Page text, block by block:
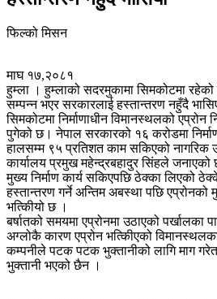
फिल्को मिसन
माघ १७,२०८१
हुम्ला । हुम्लाको सदरमुकामा सिमकोटमा रहेको
सम्पन्न भएर सरकारलाई हस्तान्तरण नहुँदै
सिमकोटमा निर्माणाधीन विमानस्थलको एप्रोन
पुगेको छ। नेपाल सरकारको १६ करोडमा
हालसम्म ९५ प्रतिशत काम सकिएको नागरिक
कार्यालय प्रमुख महेन्द्रबहादुर सिंहले
मुख्य निर्माण कार्य सकिएपछि ठेक्का लिएको
हस्तान्तरण गर्ने अन्तिम अबस्था पछि एप्रोनको
भत्किीयो छ ।
बर्षातको समयमा एप्रोनमा उठाएको पर्खालका
अग्लोकै कारण एप्रोन भत्किीएको
कम्पनीले पटक पटक भुक्तानीको लागि माग
भुक्तानी भएको छैन ।